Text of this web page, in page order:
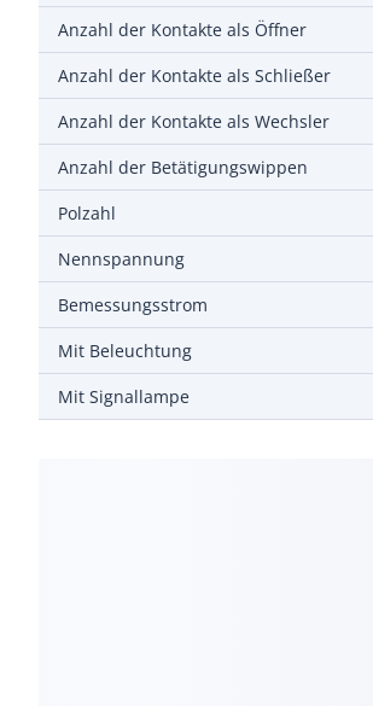
Anzahl der Kontakte als Öffner
Anzahl der Kontakte als Schließer
Anzahl der Kontakte als Wechsler
Anzahl der Betätigungswippen
Polzahl
Nennspannung
Bemessungsstrom
Mit Beleuchtung
Mit Signallampe